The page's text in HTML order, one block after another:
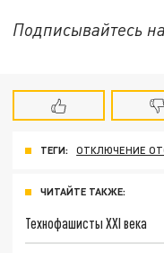
Подписывайтесь
ТЕГИ: ОТКЛЮЧЕНИЕ
ЧИТАЙТЕ ТАКЖЕ:
Технофашисты XXI века